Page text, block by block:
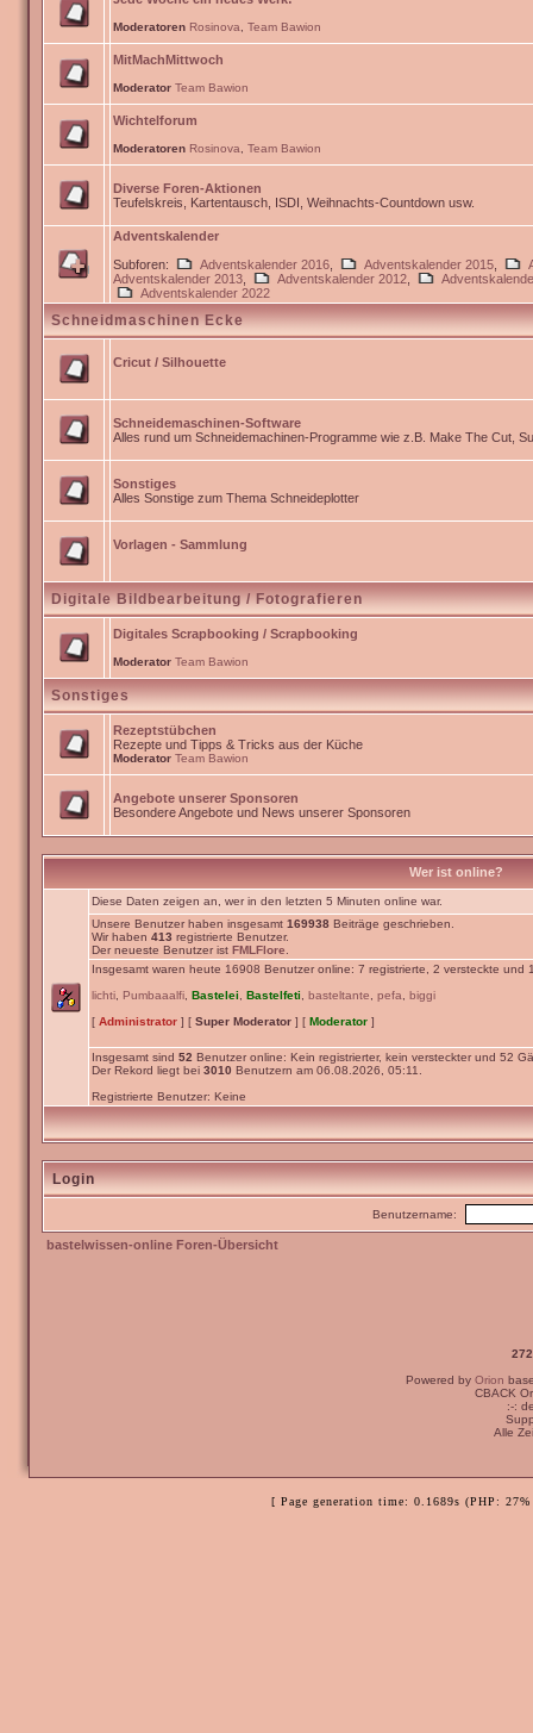
Moderatoren Rosinova Team Bawion
MitMachMittwoch
Moderator Team Bawion
Wichtelforum
Moderatoren Rosinova Team Bawion
Diverse Foren-Aktionen
Teufelskreis, Kartentausch, ISDI, Weihnachts-Countdown usw.
Adventskalender
Subforen:
Adventskalender 2016 Adventskalender 2015
Adventskalender 2013
Adventskalender 2012
Adventskalender 2022
Schneidmaschinen Ecke
Cricut / Silhouette
Schneidemaschinen-Software
Alles rund um Schneidemachinen-Programme wie z.B. Make The Cut,
Sonstiges
Alles Sonstige zum Thema Schneideplotter
Vorlagen - Sammlung
Digitale Bildbearbeitung / Fotografieren
Digitales Scrapbooking / Scrapbooking
Moderator Team Bawion
Sonstiges
Rezeptstübchen
Rezepte und Tipps & Tricks aus der Küche
Moderator Team Bawion
Angebote unserer Sponsoren
Besondere Angebote und News unserer Sponsoren
Wer ist online?
Diese Daten zeigen an, wer in den letzten 5 Minuten online war.
Unsere Benutzer haben insgesamt 169938 Beiträge geschrieben.
Wir haben 413 registrierte Benutzer.
Der neueste Benutzer ist FMLFlore
Insgesamt waren heute 16908 Benutzer online: 7 registrierte, 2 versteckte und
lichti
Pumbaaalfi Bastelei Bastelfeti basteltante pefa
biggi
[ Administrator ] [ Super Moderator ] [ Moderator ]
Insgesamt sind 52 Benutzer online: Kein registrierter, kein versteckter und 52
Der Rekord liegt bei 3010 Benutzern am 06.08.2026, 05:11.
Registrierte Benutzer: Keine
Login
Benutzername:
bastelwissen-online Foren-Übersicht
Powered by Orion
CBACK
:-:
Alle
[ Page generation time: 0.1689s (PHP: